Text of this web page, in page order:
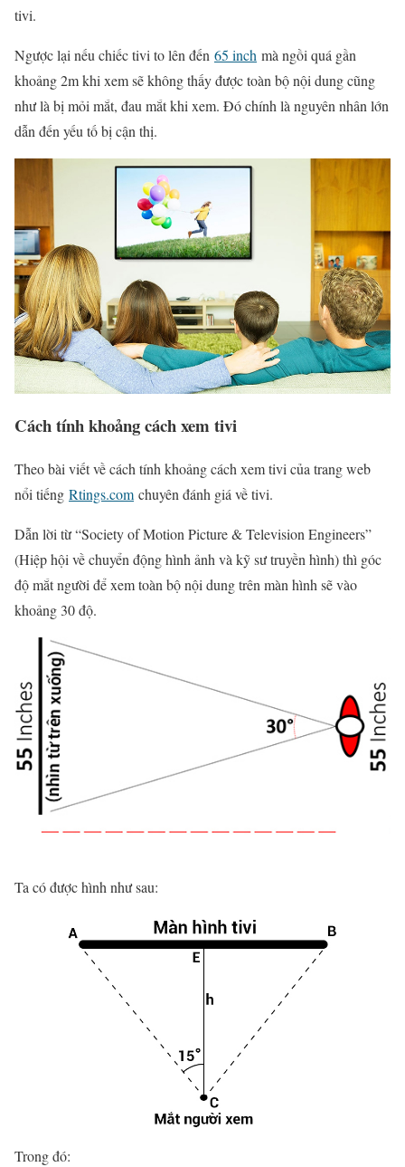
tivi.
Ngược lại nếu chiếc tivi to lên đến 65 inch mà ngồi quá gần
khoảng 2m khi xem sẽ không thấy được toàn bộ nội dung cũng
như là bị mỏi mắt, đau mắt khi xem. Đó chính là nguyên nhân lớn
dẫn đến yếu tố bị cận thị.
Cách tính khoảng cách xem tivi
Theo bài viết về cách tính khoảng cách xem tivi của trang web
nổi tiếng Rtings.comchuyên đánh giá về tivi.
Dẫn lời từ “Society of Motion Picture & Television Engineers”
(Hiệp hội về chuyển động hình ảnh và kỹ sư truyền hình) thì góc
độ mắt người để xem toàn bộ nội dung trên màn hình sẽ vào
khoảng 30 độ.
Ta có được hình như sau:
Trong đó: